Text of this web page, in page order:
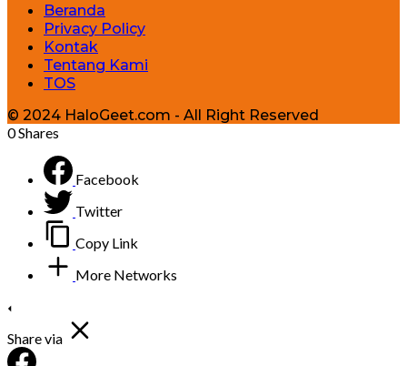
Beranda
Privacy Policy
Kontak
Tentang Kami
TOS
© 2024 HaloGeet.com - All Right Reserved
0Shares
Facebook
Twitter
Copy Link
More Networks
Share via